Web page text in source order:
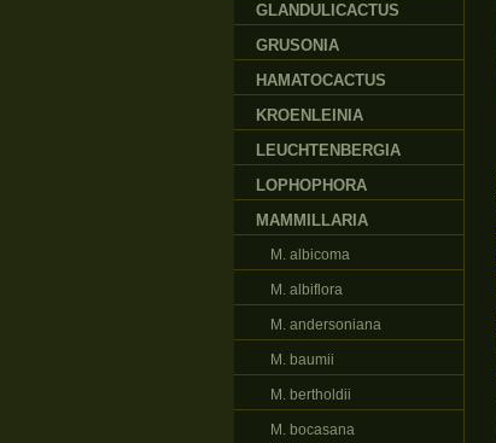
GLANDULICACTUS
GRUSONIA
HAMATOCACTUS
KROENLEINIA
LEUCHTENBERGIA
LOPHOPHORA
MAMMILLARIA
M. albicoma
M. albiflora
M. andersoniana
M. baumii
M. bertholdii
M. bocasana